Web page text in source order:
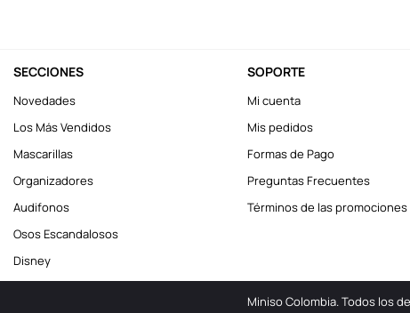
SECCIONES
Novedades
Los Más Vendidos
Mascarillas
Organizadores
Audifonos
Osos Escandalosos
Disney
SOPORTE
Mi cuenta
Mis pedidos
Formas de Pago
Preguntas Frecuentes
Términos de las promociones
Miniso Colombia. Todos los